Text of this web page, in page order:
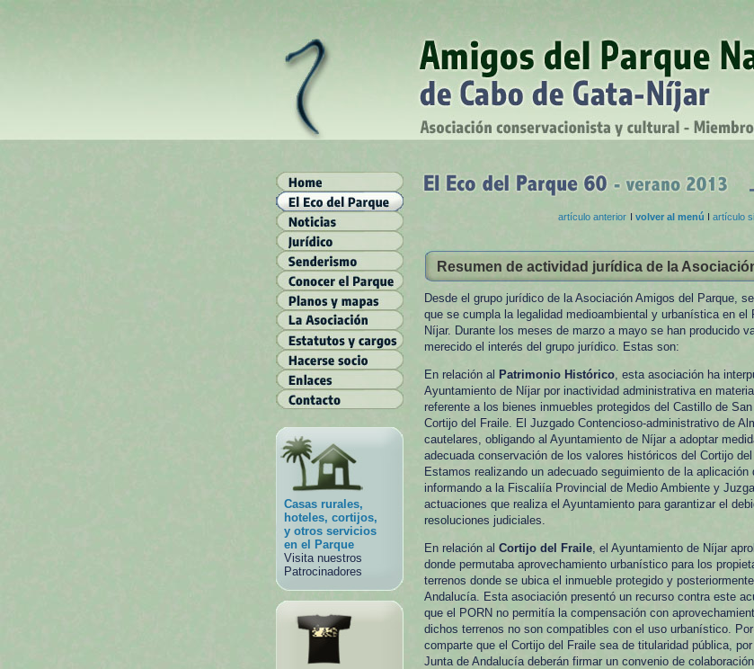
Casas rurales,
hoteles, cortijos,
y otros servicios
en el Parque
Visita nuestros
Patrocinadores
artículo anterior I volver al menú I artículo
Resumen de actividad jurídica de la
Desde el grupo jurídico de la Asociación Amigos del Parque,
que se cumpla la legalidad medioambiental y urbanística en el
Níjar. Durante los meses de marzo a mayo se han producido
merecido el interés del grupo jurídico. Estas son:
En relación al Patrimonio Histórico, esta asociación ha
Ayuntamiento de Níjar por inactividad administrativa en
referente a los bienes inmuebles protegidos del Castillo de
Cortijo del Fraile. El Juzgado Contencioso-administrativo de
cautelares, obligando al Ayuntamiento de Níjar a adoptar
adecuada conservación de los valores históricos del Cortijo
Estamos realizando un adecuado seguimiento de la
informando a la Fiscaliía Provincial de Medio Ambiente y
actuaciones que realiza el Ayuntamiento para garantizar el
resoluciones judiciales.
En relación al Cortijo del Fraile, el Ayuntamiento de Níjar
donde permutaba aprovechamiento urbanístico para los
terrenos donde se ubica el inmueble protegido y
Andalucía. Esta asociación presentó un recurso contra este
que el PORN no permitía la compensación con
dichos terrenos no son compatibles con el uso urbanístico.
comparte que el Cortijo del Fraile sea de titularidad pública,
Junta de Andalucía deberán firmar un convenio de